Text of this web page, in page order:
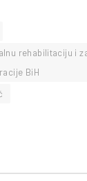
rehabilitaciju i
BiH